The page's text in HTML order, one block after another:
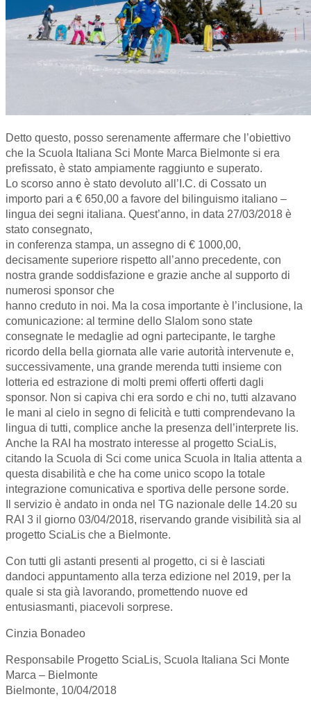
Detto questo, posso serenamente affermare che l’obiettivo
che la Scuola Italiana Sci Monte Marca Bielmonte si era
prefissato, è stato ampiamente raggiunto e superato.
Lo scorso anno è stato devoluto all’I.C. di Cossato un
importo pari a € 650,00 a favore del bilinguismo italiano –
lingua dei segni italiana. Quest’anno, in data 27/03/2018 è
stato consegnato,
in conferenza stampa, un assegno di € 1000,00,
decisamente superiore rispetto all’anno precedente, con
nostra grande soddisfazione e grazie anche al supporto di
numerosi sponsor che
hanno creduto in noi. Ma la cosa importante è l’inclusione, la
comunicazione: al termine dello Slalom sono state
consegnate le medaglie ad ogni partecipante, le targhe
ricordo della bella giornata alle varie autorità intervenute e,
successivamente, una grande merenda tutti insieme con
lotteria ed estrazione di molti premi offerti offerti dagli
sponsor. Non si capiva chi era sordo e chi no, tutti alzavano
le mani al cielo in segno di felicità e tutti comprendevano la
lingua di tutti, complice anche la presenza dell’interprete lis.
Anche la RAI ha mostrato interesse al progetto SciaLis,
citando la Scuola di Sci come unica Scuola in Italia attenta a
questa disabilità e che ha come unico scopo la totale
integrazione comunicativa e sportiva delle persone sorde.
Il servizio è andato in onda nel TG nazionale delle 14.20 su
RAI 3 il giorno 03/04/2018, riservando grande visibilità sia al
progetto SciaLis che a Bielmonte.
Con tutti gli astanti presenti al progetto, ci si è lasciati
dandoci appuntamento alla terza edizione nel 2019, per la
quale si sta già lavorando, promettendo nuove ed
entusiasmanti, piacevoli sorprese.
Cinzia Bonadeo
Responsabile Progetto SciaLis, Scuola Italiana Sci Monte
Marca – Bielmonte
Bielmonte, 10/04/2018